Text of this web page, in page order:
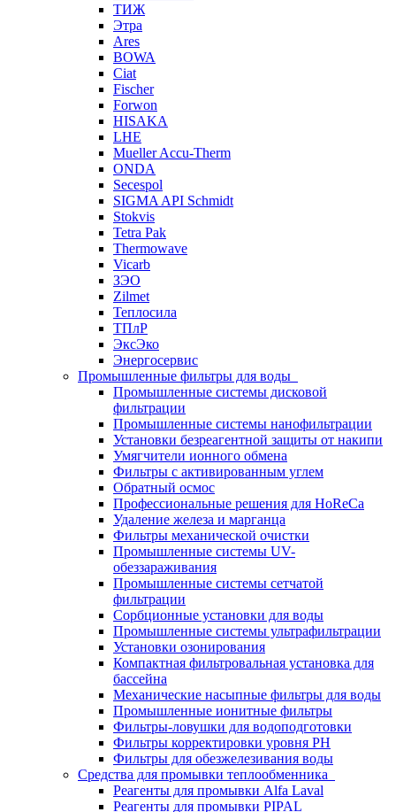
ТИЖ
Этра
Ares
BOWA
Ciat
Fischer
Forwon
HISAKA
LHE
Mueller Accu-Therm
ONDA
Secespol
SIGMA API Schmidt
Stokvis
Tetra Pak
Thermowave
Vicarb
ЗЭО
Zilmet
Теплосила
ТПлР
ЭксЭко
Энергосервис
Промышленные фильтры для воды
Промышленные системы дисковой
фильтрации
Промышленные системы нанофильтрации
Установки безреагентной защиты от накипи
Умягчители ионного обмена
Фильтры с активированным углем
Обратный осмос
Профессиональные решения для HoReCa
Удаление железа и марганца
Фильтры механической очистки
Промышленные системы UV-
обеззараживания
Промышленные системы сетчатой
фильтрации
Сорбционные установки для воды
Промышленные системы ультрафильтрации
Установки озонирования
Компактная фильтровальная установка для
бассейна
Механические насыпные фильтры для воды
Промышленные ионитные фильтры
Фильтры-ловушки для водоподготовки
Фильтры корректировки уровня PH
Фильтры для обезжелезивания воды
Средства для промывки теплообменника
Реагенты для промывки Alfa Laval
Реагенты для промывки PIPAL